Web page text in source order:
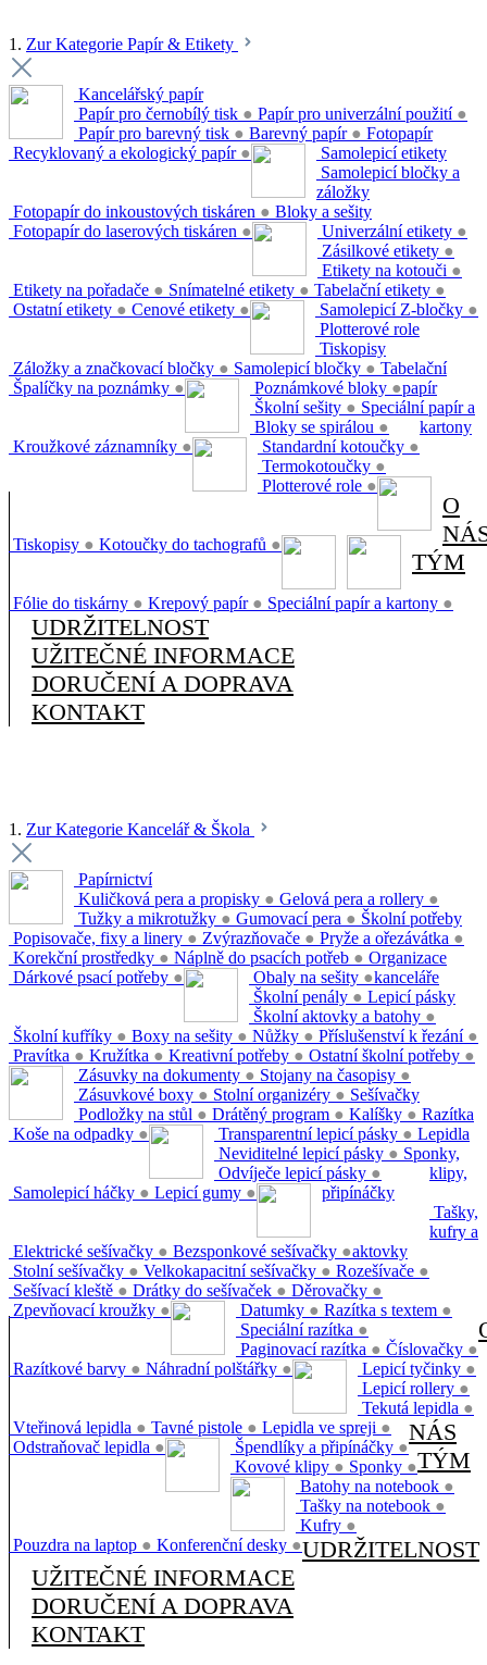
1. Zur Kategorie Papír & Etikety
Kancelářský papír
Papír pro černobílý tisk ● Papír pro univerzální použití ●
Papír pro barevný tisk ● Barevný papír ●
Recyklovaný a ekologický papír ●
Fotopapír
Fotopapír do inkoustových tiskáren ●
Fotopapír do laserových tiskáren ●
Samolepicí etikety
Univerzální etikety ●
Zásilkové etikety ●
Etikety na kotouči ●
Etikety na pořadače ● Snímatelné etikety ● Tabelační etikety ●
Ostatní etikety ● Cenové etikety ●
Samolepicí bločky a
záložky
Samolepicí Z-bločky ●
Záložky a značkovací bločky ● Samolepicí bločky ●
Špalíčky na poznámky ●
Bloky a sešity
Poznámkové bloky ●
Školní sešity ●
Bloky se spirálou ●
Kroužkové záznamníky ●
Plotterové role
Standardní kotoučky ●
Termokotoučky ●
Plotterové role ●
Tiskopisy
Tiskopisy ● Kotoučky do tachografů ●
Tabelační
papír
Speciální papír a
kartony
Fólie do tiskárny ● Krepový papír ● Speciální papír a kartony ●
O
TÝM
UDRŽITELNOST
UŽITEČNÉ INFORMACE
DORUČENÍ A DOPRAVA
KONTAKT
1. Zur Kategorie Kancelář & Škola
Papírnictví
Kuličková pera a propisky ● Gelová pera a rollery ●
Tužky a mikrotužky ● Gumovací pera ●
Popisovače, fixy a linery ● Zvýrazňovače ● Pryže a ořezávátka ●
Korekční prostředky ● Náplně do psacích potřeb ●
Dárkové psací potřeby ●
Školní potřeby
Obaly na sešity ●
Školní penály ●
Školní aktovky a batohy ●
Školní kufříky ● Boxy na sešity ● Nůžky ● Příslušenství k řezání ●
Pravítka ● Kružítka ● Kreativní potřeby ● Ostatní školní potřeby ●
Organizace
kanceláře
Zásuvky na dokumenty ● Stojany na časopisy ●
Zásuvkové boxy ● Stolní organizéry ●
Podložky na stůl ● Drátěný program ● Kalíšky ●
Koše na odpadky ●
Lepicí pásky
Transparentní lepicí pásky ●
Neviditelné lepicí pásky ●
Odvíječe lepicí pásky ●
Samolepicí háčky ● Lepicí gumy ●
Sešívačky
Elektrické sešívačky ● Bezsponkové sešívačky ●
Stolní sešívačky ● Velkokapacitní sešívačky ● Rozešívače ●
Sešívací kleště ● Drátky do sešívaček ● Děrovačky ●
Zpevňovací kroužky ●
Razítka
Datumky ● Razítka s textem ●
Speciální razítka ●
Paginovací razítka ● Číslovačky ●
Razítkové barvy ● Náhradní polštářky ●
Lepidla
Lepicí tyčinky ●
Lepicí rollery ●
Tekutá lepidla ●
Vteřinová lepidla ● Tavné pistole ● Lepidla ve spreji ●
Odstraňovač lepidla ●
Sponky,
klipy,
připínáčky
Špendlíky a připínáčky ●
Kovové klipy ● Sponky ●
Tašky,
kufry a
aktovky
Batohy na notebook ●
Tašky na notebook ●
Kufry ●
Pouzdra na laptop ● Konferenční desky ●
NÁS
TÝM
UDRŽITELNOST
UŽITEČNÉ INFORMACE
DORUČENÍ A DOPRAVA
KONTAKT